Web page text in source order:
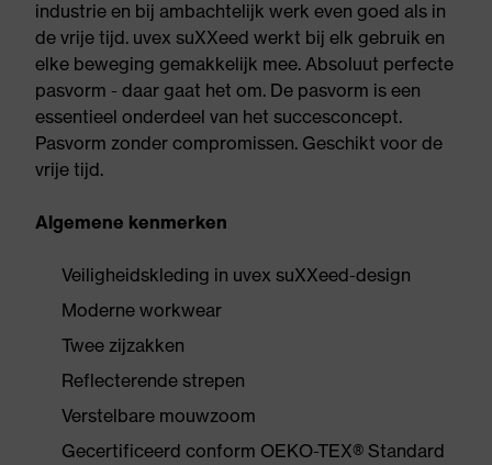
industrie en bij ambachtelijk werk even goed als in
de vrije tijd. uvex suXXeed werkt bij elk gebruik en
elke beweging gemakkelijk mee. Absoluut perfecte
pasvorm - daar gaat het om. De pasvorm is een
essentieel onderdeel van het succesconcept.
Pasvorm zonder compromissen. Geschikt voor de
vrije tijd.
Algemene kenmerken
Veiligheidskleding in uvex suXXeed-design
Moderne workwear
Twee zijzakken
Reflecterende strepen
Verstelbare mouwzoom
Gecertificeerd conform OEKO-TEX® Standard